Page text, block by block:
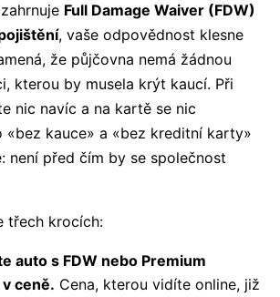
Full Damage Waiver (FDW)
, vaše odpovědnost klesne
že půjčovna nemá žádnou
kterou by musela krýt kaucí. Při
nic navíc a na kartě se nic
«bez kauce» a «bez kreditní karty»
není před čím by se společnost
třech krocích:
auto s FDW nebo Premium
ceně. Cena, kterou vidíte online, již